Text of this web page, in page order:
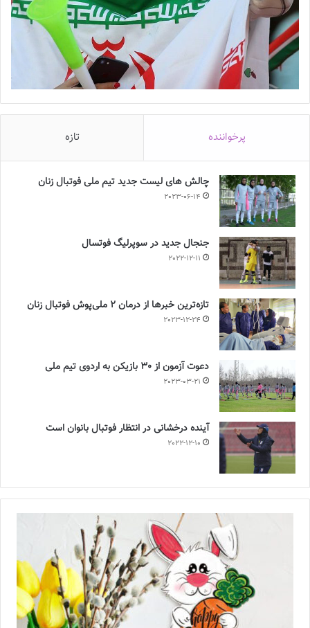
پرخواننده تازه
چالش هاى ليست جدید تيم ملى فوتبال زنان
2023-06-14
جنجال جدید در سوپرلیگ فوتسال
2022-12-11
تازه‌ترین خبرها از درمان ۲ ملی‌پوش فوتبال زنان
2023-12-24
دعوت آزمون از 30 بازیکن به اردوی تیم ملی
2023-03-21
آینده درخشانی در انتظار فوتبال بانوان است
2022-12-10